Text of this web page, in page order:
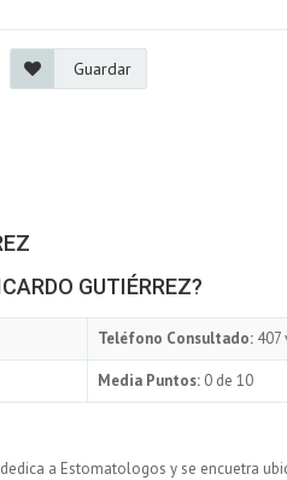
Guardar
GUTIÉRREZ?
Teléfono Consultado: 407
Media Puntos: 0 de 10
a Estomatologos y se encuetra